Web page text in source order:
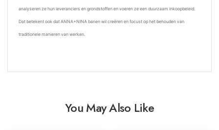
analyseren ze hun leveranciers en grondstoffen en voeren ze een duurzaam inkoopbeleid.
Dat betekent ook dat ANNA+NINA banen wil creëren en focust op het behouden van
traditionele manieren van werken.
You May Also Like